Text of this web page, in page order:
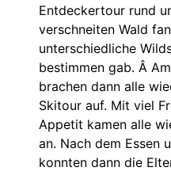
Entdeckertour rund
verschneiten Wald
unterschiedliche
bestimmen gab. Â
brachen dann alle
Skitour auf. Mit viel
Appetit kamen alle
an. Nach dem Essen
konnten dann die